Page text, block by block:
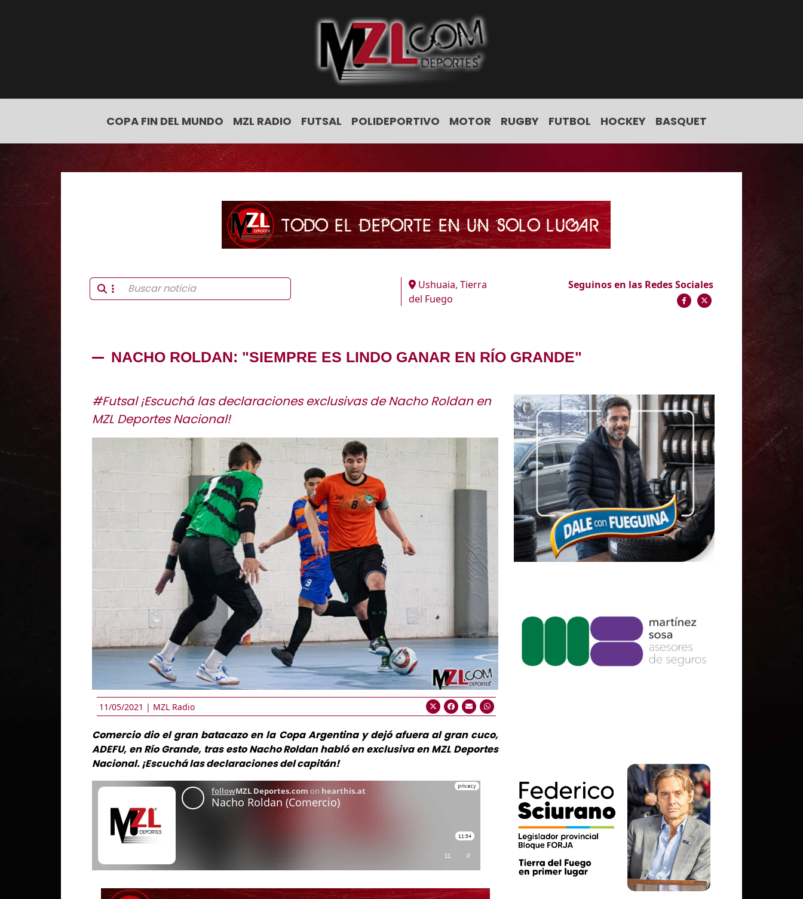
COPA FIN DEL MUNDO MZL RADIO FUTSAL POLIDEPORTIVO MOTOR RUGBY FUTBOL HOCKEY BASQUET
Ushuaia, Tierra
del Fuego
Seguinos en las Redes Sociales
NACHO ROLDAN: "SIEMPRE ES LINDO GANAR EN RÍO GRANDE"
#Futsal ¡Escuchá las declaraciones exclusivas de Nacho Roldan en
MZL Deportes Nacional!
11/05/2021 | MZL Radio
Comercio dio el gran batacazo en la Copa Argentina y dejó afuera al gran cuco,
ADEFU, en Río Grande, tras esto Nacho Roldan habló en exclusiva en MZL Deportes
Nacional. ¡Escuchá las declaraciones del capitán!